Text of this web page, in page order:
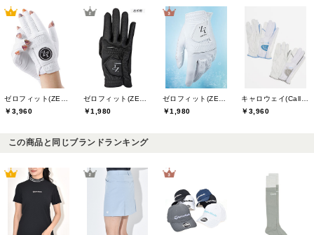
￥3,960
￥1,980
￥1,980
￥3,960
この商品と同じブランドランキング